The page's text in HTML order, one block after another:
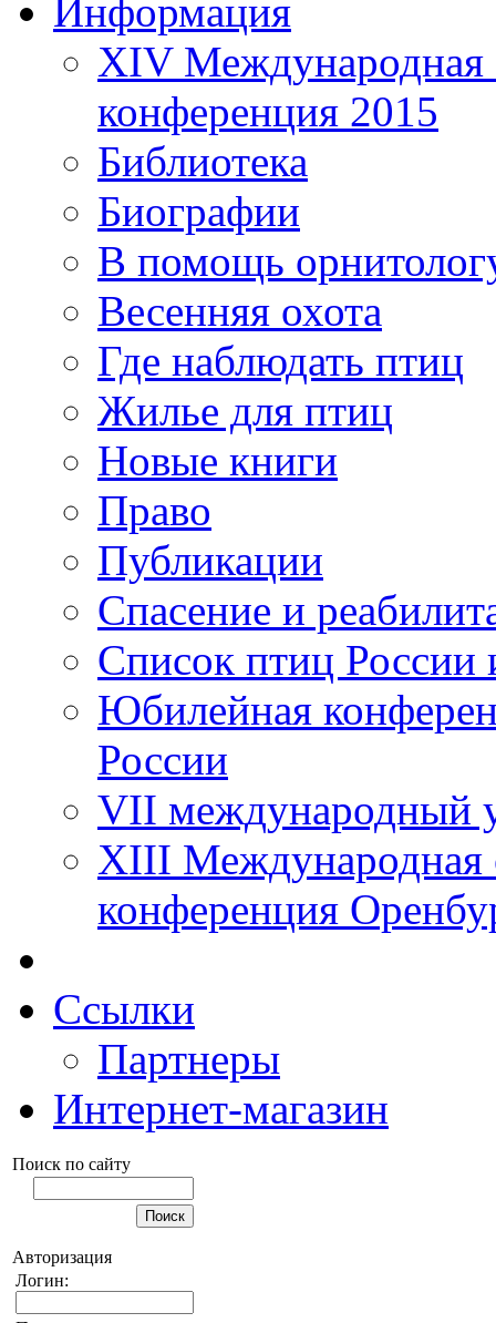
Информация
XIV Международная
конференция 2015
Библиотека
Биографии
В помощь
Весенняя охота
Где наблюдать птиц
Жилье для птиц
Новые книги
Право
Публикации
Спасение и
Список птиц России
Юбилейная
России
VII международный
XIII Международная
конференция
Ссылки
Партнеры
Интернет-магазин
Поиск по сайту
Авторизация
Логин: